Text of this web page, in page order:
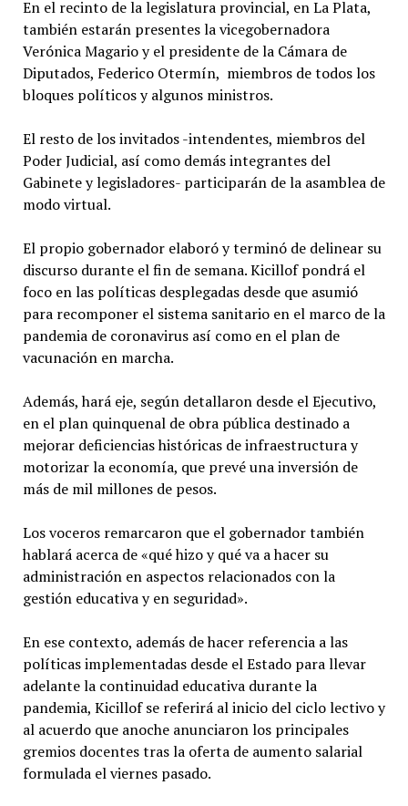
En el recinto de la legislatura provincial, en La Plata,
también estarán presentes la vicegobernadora
Verónica Magario y el presidente de la Cámara de
Diputados, Federico Otermín, miembros de todos los
bloques políticos y algunos ministros.
El resto de los invitados -intendentes, miembros del
Poder Judicial, así como demás integrantes del
Gabinete y legisladores- participarán de la asamblea de
modo virtual.
El propio gobernador elaboró y terminó de delinear su
discurso durante el fin de semana. Kicillof pondrá el
foco en las políticas desplegadas desde que asumió
para recomponer el sistema sanitario en el marco de la
pandemia de coronavirus así como en el plan de
vacunación en marcha.
Además, hará eje, según detallaron desde el Ejecutivo,
en el plan quinquenal de obra pública destinado a
mejorar deficiencias históricas de infraestructura y
motorizar la economía, que prevé una inversión de
más de mil millones de pesos.
Los voceros remarcaron que el gobernador también
hablará acerca de «qué hizo y qué va a hacer su
administración en aspectos relacionados con la
gestión educativa y en seguridad».
En ese contexto, además de hacer referencia a las
políticas implementadas desde el Estado para llevar
adelante la continuidad educativa durante la
pandemia, Kicillof se referirá al inicio del ciclo lectivo y
al acuerdo que anoche anunciaron los principales
gremios docentes tras la oferta de aumento salarial
formulada el viernes pasado.